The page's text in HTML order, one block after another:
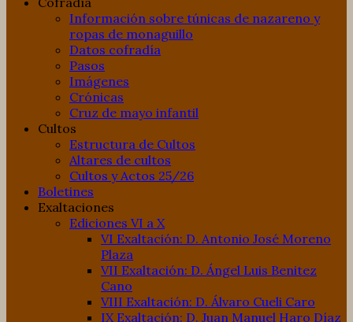
Información sobre túnicas de nazareno y
ropas de monaguillo
Datos cofradía
Pasos
Imágenes
Crónicas
Cruz de mayo infantil
Cultos
Estructura de Cultos
Altares de cultos
Cultos y Actos 25/26
Boletines
Exaltaciones
Ediciones VI a X
VI Exaltación: D. Antonio José Moreno
Plaza
VII Exaltación: D. Ángel Luis Benitez
Cano
VIII Exaltación: D. Álvaro Cueli Caro
IX Exaltación: D. Juan Manuel Haro Díaz